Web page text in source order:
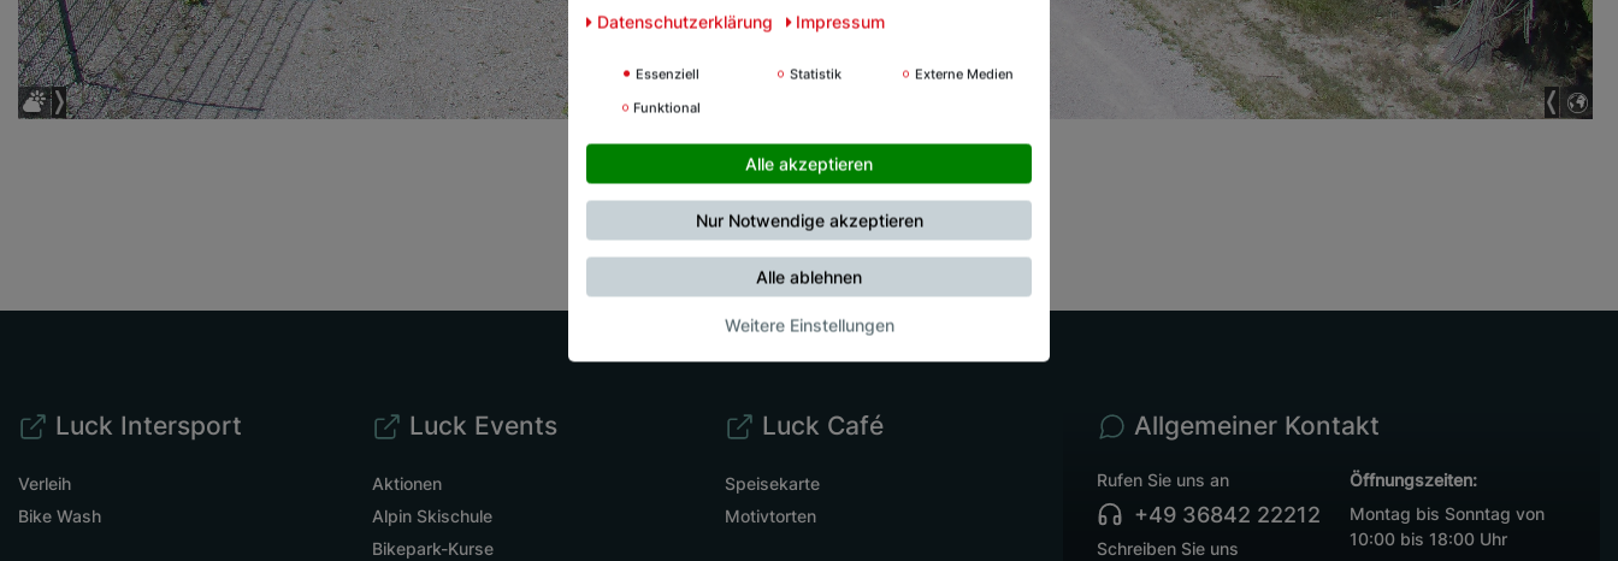
Luck Intersport
Verleih
Bike Wash
Luck Events
Aktionen
Alpin Skischule
Bikepark-Kurse
Luck Café
Speisekarte
Motivtorten
Allgemeiner Kontakt
Rufen Sie uns an
+49 36842 22212
Schreiben Sie uns
Öffnungszeiten:
Montag bis Sonntag von
10:00 bis 18:00 Uhr
Daten­schutz­erklärung
Impressum
Essenziell Statistik
Externe Medien
Funktional
Alle akzeptieren
Nur Notwendige akzeptieren
Alle ablehnen
Weitere Einstellungen